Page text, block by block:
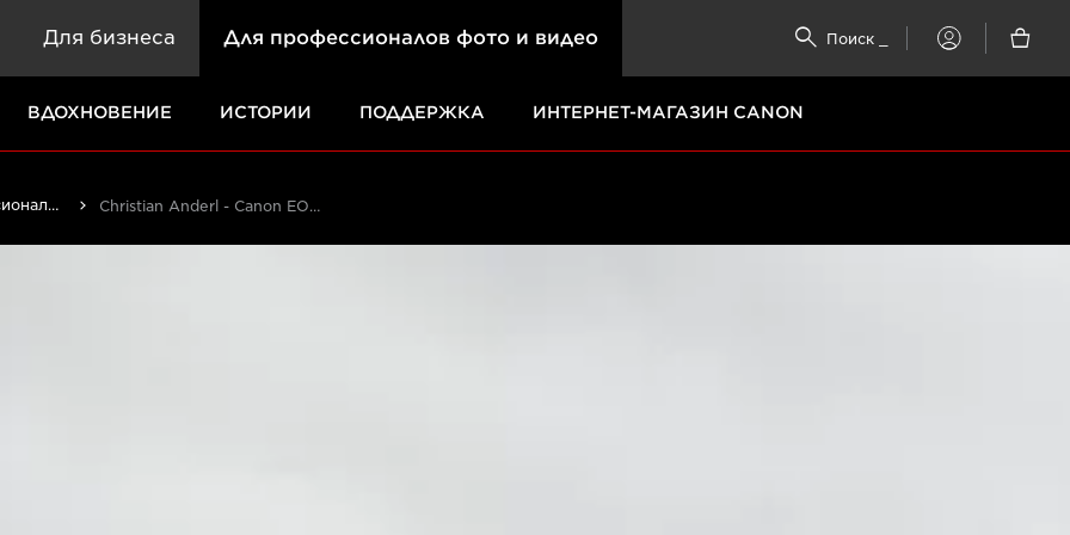
Для бизнеса Для профессионалов фото и видео  Поиск
My

ВДОХНОВЕНИЕ ИСТОРИИ ПОДДЕРЖКА ИНТЕРНЕТ-МАГАЗИН CANON
Истории от профессионалов: вдохновляющие идеи для печати, а также фото- и видеосъемки Christian Anderl - Canon EOS 5D Mark IV